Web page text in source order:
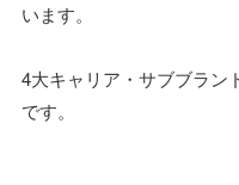
います。
4大キャリア・サブブラン
です。